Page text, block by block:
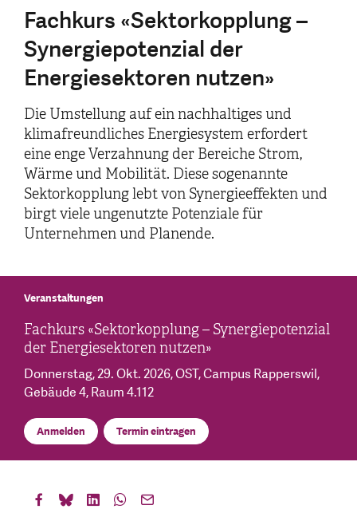
Fachkurs «Sektorkopplung –
Synergiepotenzial der
Energiesektoren nutzen»
Die Umstellung auf ein nachhaltiges und
klimafreundliches Energiesystem erfordert
eine enge Verzahnung der Bereiche Strom,
Wärme und Mobilität. Diese sogenannte
Sektorkopplung lebt von Synergieeffekten und
birgt viele ungenutzte Potenziale für
Unternehmen und Planende.
Veranstaltungen
Fachkurs «Sektorkopplung – Synergiepotenzial
der Energiesektoren nutzen»
Donnerstag, 29. Okt. 2026, OST, Campus Rapperswil,
Gebäude 4, Raum 4.112
Anmelden Termin eintragen